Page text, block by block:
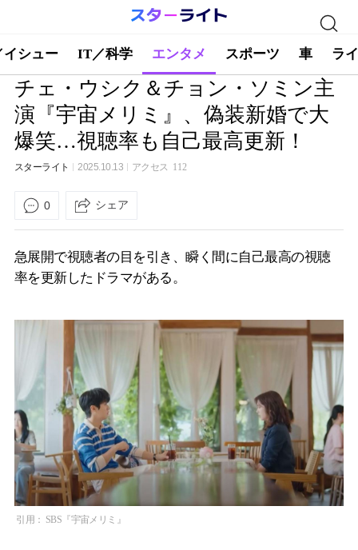
イシュー IT／科学 エンタメ スポーツ 車 ラ
チェ・ウシク＆チョン・ソミン主
演『宇宙メリミ』、偽装新婚で大
爆笑…視聴率も自己最高更新！
スターライト 2025.10.13 アクセス 112
0 シェア
急展開で視聴者の目を引き、瞬く間に自己最高の視聴
率を更新したドラマがある。
引用： SBS『宇宙メリミ』